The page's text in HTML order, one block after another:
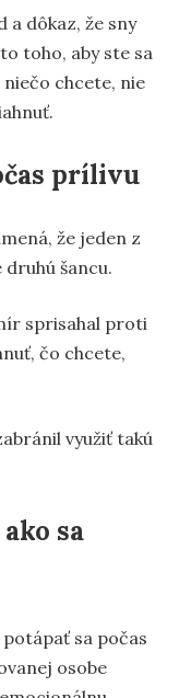
a dôkaz, že sny
toho, aby ste sa
chcete, nie
prílivu
že jeden z
šancu.
sprisahal proti
čo chcete,
využiť takú
sa
sa počas
osobe